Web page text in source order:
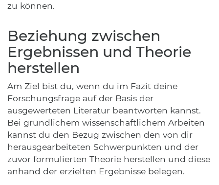
zu können.
Beziehung zwischen
Ergebnissen und Theorie
herstellen
Am Ziel bist du, wenn du im Fazit deine
Forschungsfrage auf der Basis der
ausgewerteten Literatur beantworten kannst.
Bei gründlichem wissenschaftlichem Arbeiten
kannst du den Bezug zwischen den von dir
herausgearbeiteten Schwerpunkten und der
zuvor formulierten Theorie herstellen und diese
anhand der erzielten Ergebnisse belegen.